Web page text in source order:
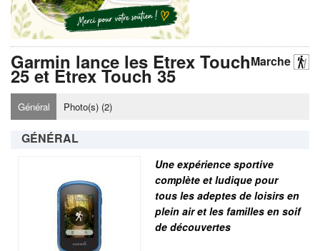
Marche
Garmin lance les Etrex Touch
25 et Etrex Touch 35
Général Photo(s) (2)
GÉNÉRAL
Une expérience sportive
complète et ludique pour
tous les adeptes de loisirs en
plein air et les familles en soif
de découvertes